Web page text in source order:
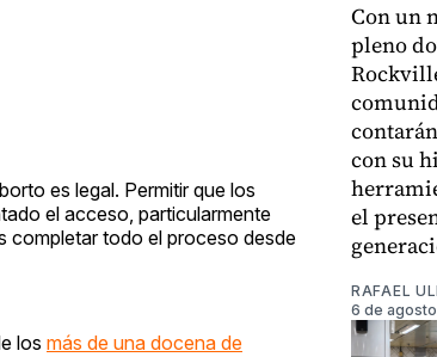
es legal. Permitir que los
el acceso, particularmente
completar todo el proceso desde
los más de una docena de
Con un
pleno
con su
el
RAFAEL
6 de